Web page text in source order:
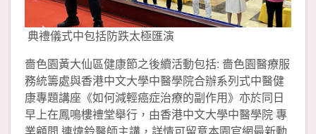
典禮儀式中包括防跌太極匯演
嗇色園黃大仙區健康節之後續活動包括: 嗇色園醫療服
務統籌處與香港中文大學中醫學院合辦系列式中醫健
康專題講座《如何減輕癌症治療的副作用》亦於同日
早上在鳳鳴樓禮堂舉行，由香港中文大學中醫學院 專